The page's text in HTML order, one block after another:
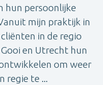
hun persoonlijke
mijn praktijk in
in de regio
en Utrecht hun
om weer
regie te ...